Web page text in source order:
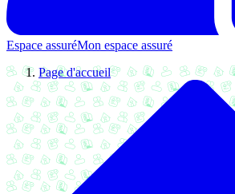
Espace assuréMon espace assuré
Page d'accueil